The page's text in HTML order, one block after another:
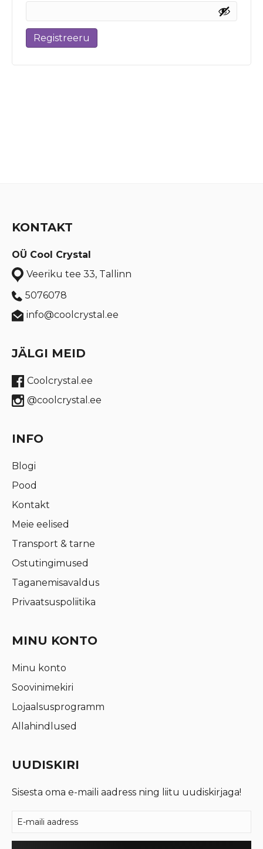
Registreeru
KONTAKT
OÜ Cool Crystal
Veeriku tee 33, Tallinn
5076078
info@coolcrystal.ee
JÄLGI MEID
Coolcrystal.ee
@coolcrystal.ee
INFO
Blogi
Pood
Kontakt
Meie eelised
Transport & tarne
Ostutingimused
Taganemisavaldus
Privaatsuspoliitika
MINU KONTO
Minu konto
Soovinimekiri
Lojaalsusprogramm
Allahindlused
UUDISKIRI
Sisesta oma e-maili aadress ning liitu uudiskirjaga!